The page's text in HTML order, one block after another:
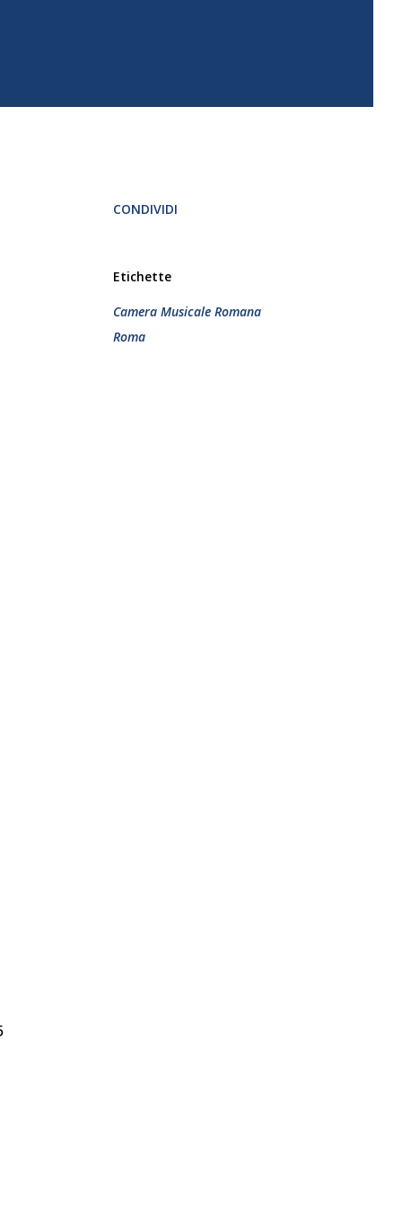
CONDIVIDI
Etichette
Camera Musicale Romana
Roma